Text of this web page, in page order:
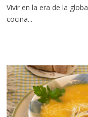
Vivir en la era de la
cocina...